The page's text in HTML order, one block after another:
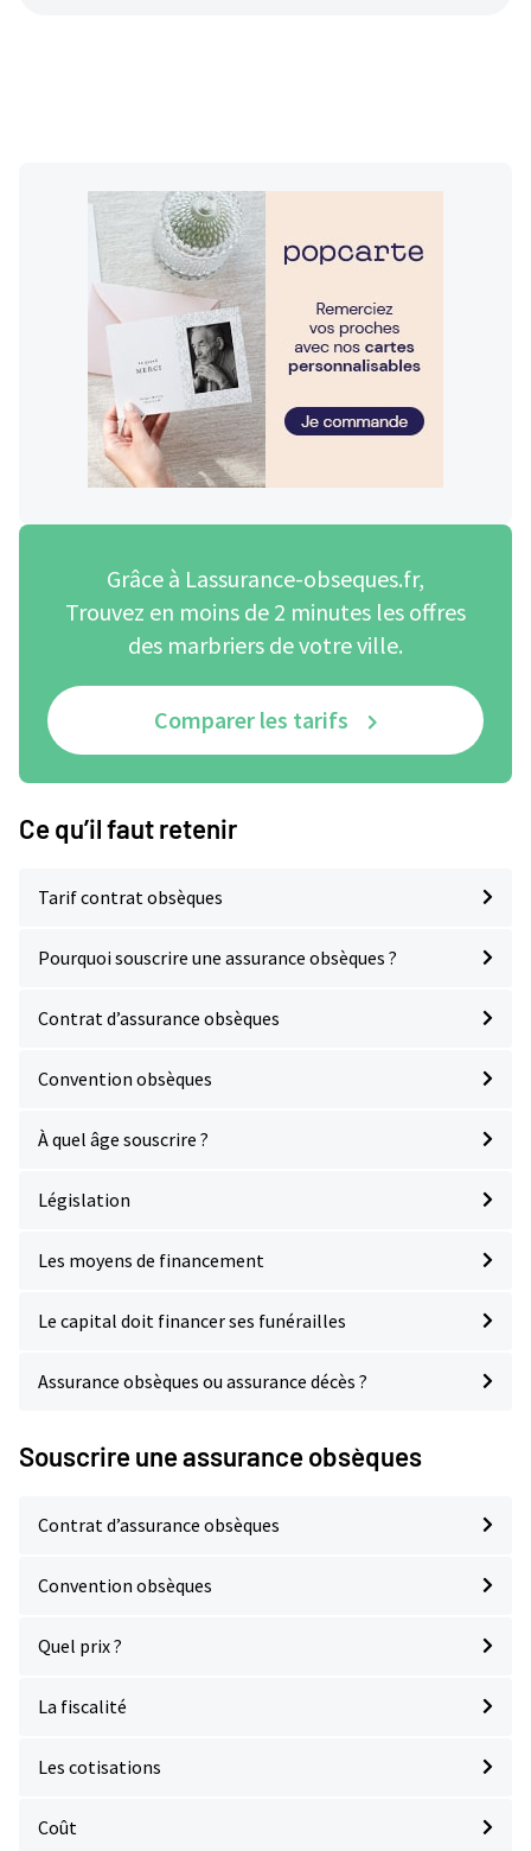
Grâce à Lassurance-obseques.fr,
Trouvez en moins de 2 minutes les offres
des marbriers de votre ville.
Comparer les tarifs
Ce qu’il faut retenir
Tarif contrat obsèques
Pourquoi souscrire une assurance obsèques ?
Contrat d’assurance obsèques
Convention obsèques
À quel âge souscrire ?
Législation
Les moyens de financement
Le capital doit financer ses funérailles
Assurance obsèques ou assurance décès ?
Souscrire une assurance obsèques
Contrat d’assurance obsèques
Convention obsèques
Quel prix ?
La fiscalité
Les cotisations
Coût